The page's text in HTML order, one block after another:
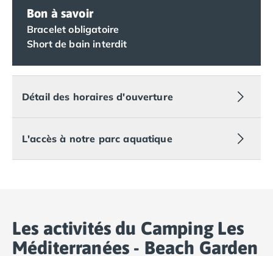
Camping Tarn
Camping Nord-Pas-de-Calais
Camping Pas-de-Calais
Camping Berck
Camping Boulogne-sur-Mer
Camping Le Portel
Camping Le Touquet
Camping Loire-Atlantique
Camping Pornichet
Camping Saint Nazaire
Bon à savoir
Bracelet obligatoire
Short de bain interdit
Détail des horaires d'ouverture
L'accès à notre parc aquatique
Les activités du Camping Les
Méditerranées - Beach Garden